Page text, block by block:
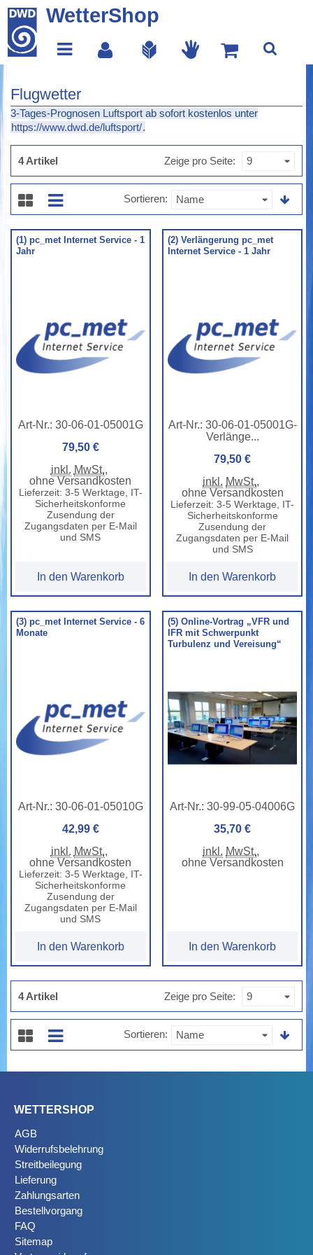
WetterShop
Flugwetter
3-Tages-Prognosen Luftsport ab sofort kostenlos unter
https://www.dwd.de/luftsport/.
4 Artikel Zeige pro Seite
Sortieren
(1) pc_met Internet Service - 1
Jahr
Art-Nr.: 30-06-01-05001G
79,50 €
inkl. MwSt.,
ohne Versandkosten
Lieferzeit: 3-5 Werktage, IT-
Sicherheitskonforme
Zusendung der
Zugangsdaten per E-Mail
und SMS
In den Warenkorb
(2) Verlängerung pc_met
Internet Service - 1 Jahr
Art-Nr.: 30-06-01-05001G-
Verlänge...
79,50 €
inkl. MwSt.,
ohne Versandkosten
Lieferzeit: 3-5 Werktage, IT-
Sicherheitskonforme
Zusendung der
Zugangsdaten per E-Mail
und SMS
In den Warenkorb
(3) pc_met Internet Service - 6
Monate
Art-Nr.: 30-06-01-05010G
42,99 €
inkl. MwSt.,
ohne Versandkosten
Lieferzeit: 3-5 Werktage, IT-
Sicherheitskonforme
Zusendung der
Zugangsdaten per E-Mail
und SMS
In den Warenkorb
(5) Online-Vortrag „VFR und
IFR mit Schwerpunkt
Turbulenz und Vereisung“
Art-Nr.:30-99-05-04006G
35,70 €
inkl. MwSt.,
ohne Versandkosten
In den Warenkorb
4 Artikel Zeige pro Seite
Sortieren
WETTERSHOP
AGB
Widerrufsbelehrung
Streitbeilegung
Lieferung
Zahlungsarten
Bestellvorgang
FAQ
Sitemap